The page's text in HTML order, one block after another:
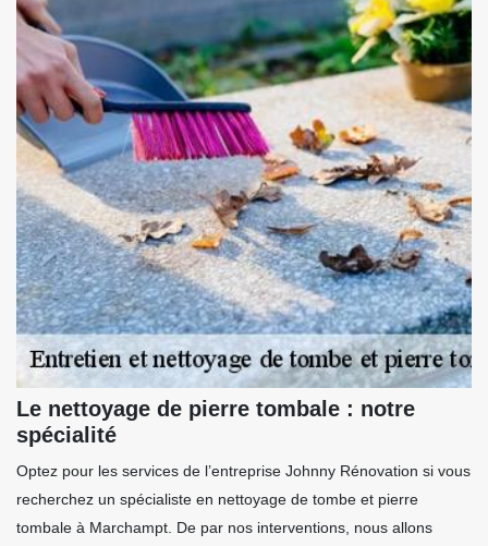
Le nettoyage de pierre tombale : notre
spécialité
Optez pour les services de l’entreprise Johnny Rénovation si vous
recherchez un spécialiste en nettoyage de tombe et pierre
tombale à Marchampt. De par nos interventions, nous allons